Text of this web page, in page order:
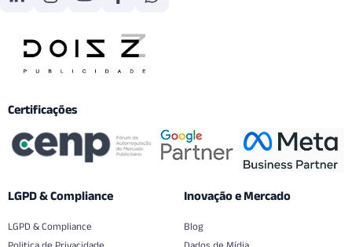
Certificações
LGPD & Compliance
LGPD & Compliance
Inovação e Mercado
Blog